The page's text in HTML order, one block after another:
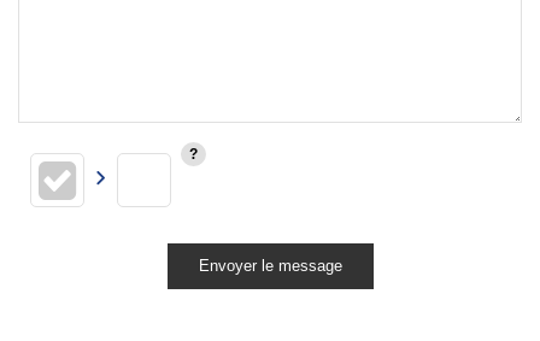
Envoyer le message